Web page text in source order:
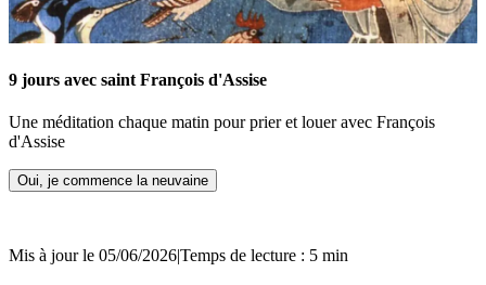
9 jours avec saint François d'Assise
Une méditation chaque matin pour prier et louer avec François
d'Assise
Oui, je commence la neuvaine
Mis à jour le 05/06/2026|Temps de lecture : 5 min